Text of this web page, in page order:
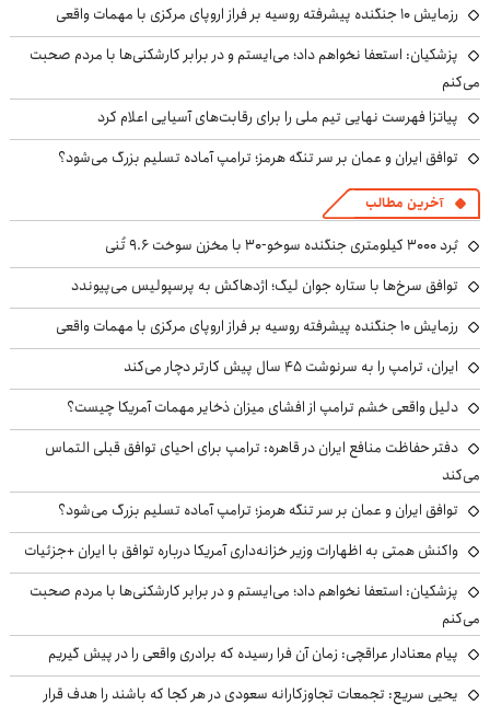
رزمایش ۱۰ جنگنده پیشرفته روسیه بر فراز اروپای مرکزی با مهمات واقعی
پزشکیان: استعفا نخواهم داد؛ می‌ایستم و در برابر کارشکنی‌ها با مردم صحبت
می‌کنم
پیاتزا فهرست نهایی تیم ملی را برای رقابت‌های آسیایی اعلام کرد
توافق ایران و عمان بر سر تنگه هرمز؛ ترامپ آماده تسلیم بزرگ می‌شود؟
آخرین مطالب
بُرد ۳۰۰۰ کیلومتری جنگنده سوخو-۳۰ با مخزن سوخت ۹.۶ تُنی
توافق سرخ‌ها با ستاره جوان لیگ؛ اژدهاکش به پرسپولیس می‌پیوندد
رزمایش ۱۰ جنگنده پیشرفته روسیه بر فراز اروپای مرکزی با مهمات واقعی
ایران، ترامپ را به سرنوشت ۴۵ سال پیش کارتر دچار می‌کند
دلیل واقعی خشم ترامپ از افشای میزان ذخایر مهمات آمریکا چیست؟
دفتر حفاظت منافع ایران در قاهره: ترامپ برای احیای توافق قبلی التماس
می‌کند
توافق ایران و عمان بر سر تنگه هرمز؛ ترامپ آماده تسلیم بزرگ می‌شود؟
واکنش همتی به اظهارات وزیر خزانه‌داری آمریکا درباره توافق با ایران +جزئیات
پزشکیان: استعفا نخواهم داد؛ می‌ایستم و در برابر کارشکنی‌ها با مردم صحبت
می‌کنم
پیام معنادار عراقچی: زمان آن فرا رسیده که برادری واقعی را در پیش گیریم
یحیی سریع: تجمعات تجاوزکارانه سعودی در هر کجا که باشند را هدف قرار